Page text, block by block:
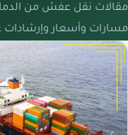
مقالات نقل عفش من
مسارات وأسعار